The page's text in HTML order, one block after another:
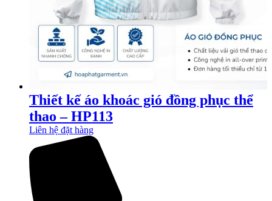
Thiết kế áo khoác gió đồng phục thể
thao – HP113
Liên hệ đặt hàng